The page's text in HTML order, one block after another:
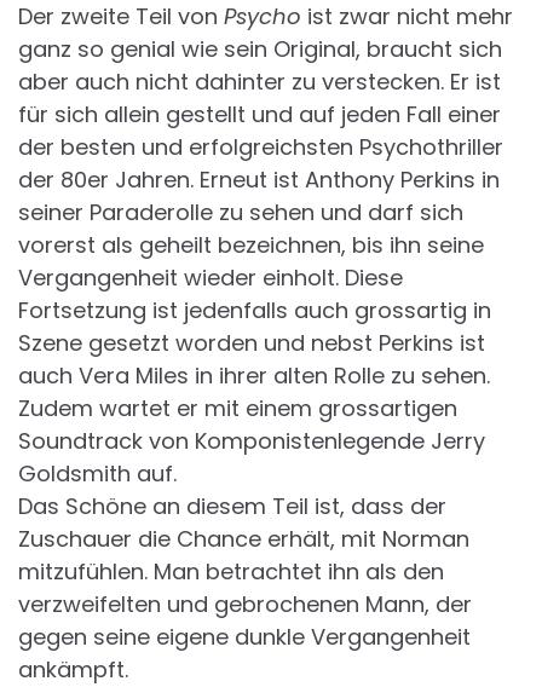
Der zweite Teil von Psycho ist zwar nicht mehr
ganz so genial wie sein Original, braucht sich
aber auch nicht dahinter zu verstecken. Er ist
für sich allein gestellt und auf jeden Fall einer
der besten und erfolgreichsten Psychothriller
der 80er Jahren. Erneut ist Anthony Perkins in
seiner Paraderolle zu sehen und darf sich
vorerst als geheilt bezeichnen, bis ihn seine
Vergangenheit wieder einholt. Diese
Fortsetzung ist jedenfalls auch grossartig in
Szene gesetzt worden und nebst Perkins ist
auch Vera Miles in ihrer alten Rolle zu sehen.
Zudem wartet er mit einem grossartigen
Soundtrack von Komponistenlegende Jerry
Goldsmith auf.
Das Schöne an diesem Teil ist, dass der
Zuschauer die Chance erhält, mit Norman
mitzufühlen. Man betrachtet ihn als den
verzweifelten und gebrochenen Mann, der
gegen seine eigene dunkle Vergangenheit
ankämpft.